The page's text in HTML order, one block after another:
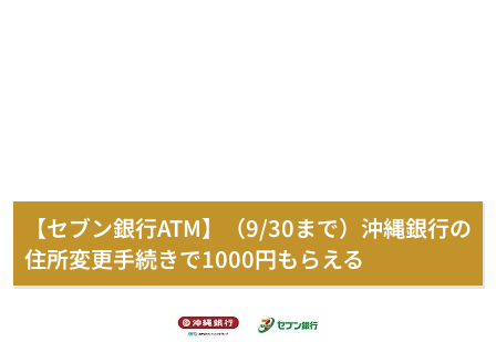
【セブン銀行ATM】（9/30まで）沖縄銀行の
住所変更手続きで1000円もらえる